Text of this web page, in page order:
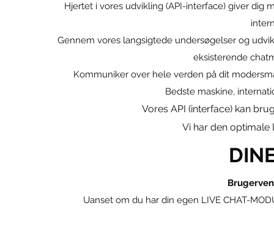
Hjertet i vores udvikling (API-interface) giver dig
Gennem vores langsigtede undersøgelser og
eksisterende
Kommuniker over hele verden på dit
Bedste maskine,
Vores API (interface) kan
Vi har den optimale
Uanset om du har din egen LIVE CHAT-